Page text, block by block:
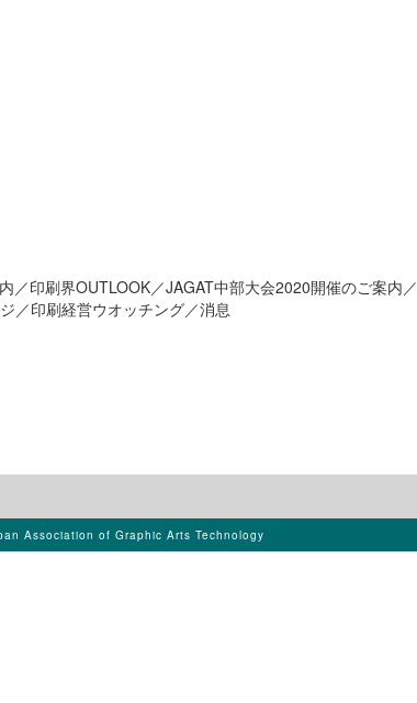
印刷界OUTLOOK／JAGAT中部大会2020開催のご案内／
／印刷経営ウオッチング／消息
Association of Graphic Arts Technology